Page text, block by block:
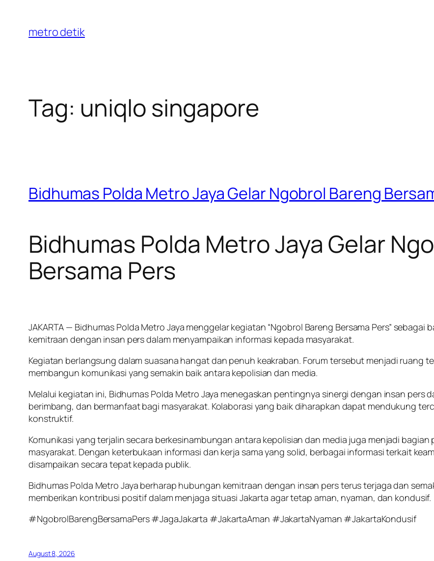
content
metro detik
Tag: uniqlo singapore
Bidhumas Polda Metro Jaya Gelar Ngobrol Bareng
Bidhumas Polda Metro Jaya Gelar
Bersama Pers
JAKARTA — Bidhumas Polda Metro Jaya menggelar kegiatan “Ngobrol Bareng Bersama Pers”
kemitraan dengan insan pers dalam menyampaikan informasi kepada masyarakat.
Kegiatan berlangsung dalam suasana hangat dan penuh keakraban. Forum tersebut menjadi ruang
membangun komunikasi yang semakin baik antara kepolisian dan media.
Melalui kegiatan ini, Bidhumas Polda Metro Jaya menegaskan pentingnya sinergi dengan insan pers
berimbang, dan bermanfaat bagi masyarakat. Kolaborasi yang baik diharapkan dapat mendukung
konstruktif.
Komunikasi yang terjalin secara berkesinambungan antara kepolisian dan media juga menjadi
masyarakat. Dengan keterbukaan informasi dan kerja sama yang solid, berbagai informasi terkait
disampaikan secara tepat kepada publik.
Bidhumas Polda Metro Jaya berharap hubungan kemitraan dengan insan pers terus terjaga dan
memberikan kontribusi positif dalam menjaga situasi Jakarta agar tetap aman, nyaman, dan kondusif.
#NgobrolBarengBersamaPers #JagaJakarta #JakartaAman #JakartaNyaman #JakartaKondusif
August 8, 2026